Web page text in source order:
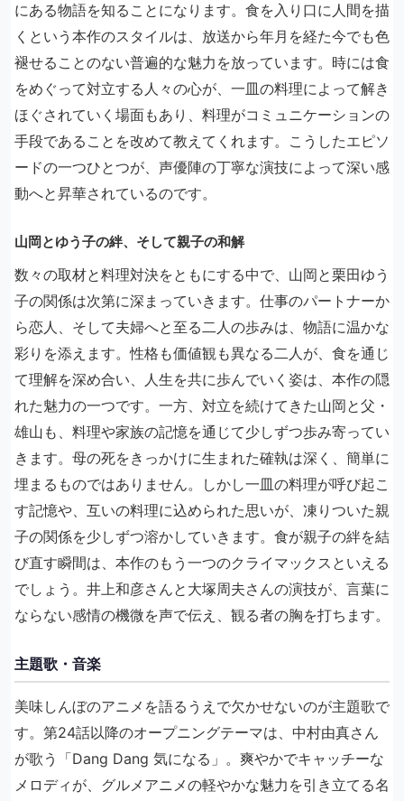
にある物語を知ることになります。食を入り口に人間を描
くという本作のスタイルは、放送から年月を経た今でも色
褪せることのない普遍的な魅力を放っています。時には食
をめぐって対立する人々の心が、一皿の料理によって解き
ほぐされていく場面もあり、料理がコミュニケーションの
手段であることを改めて教えてくれます。こうしたエピソ
ードの一つひとつが、声優陣の丁寧な演技によって深い感
動へと昇華されているのです。
山岡とゆう子の絆、そして親子の和解
数々の取材と料理対決をともにする中で、山岡と栗田ゆう
子の関係は次第に深まっていきます。仕事のパートナーか
ら恋人、そして夫婦へと至る二人の歩みは、物語に温かな
彩りを添えます。性格も価値観も異なる二人が、食を通じ
て理解を深め合い、人生を共に歩んでいく姿は、本作の隠
れた魅力の一つです。一方、対立を続けてきた山岡と父・
雄山も、料理や家族の記憶を通じて少しずつ歩み寄ってい
きます。母の死をきっかけに生まれた確執は深く、簡単に
埋まるものではありません。しかし一皿の料理が呼び起こ
す記憶や、互いの料理に込められた思いが、凍りついた親
子の関係を少しずつ溶かしていきます。食が親子の絆を結
び直す瞬間は、本作のもう一つのクライマックスといえる
でしょう。井上和彦さんと大塚周夫さんの演技が、言葉に
ならない感情の機微を声で伝え、観る者の胸を打ちます。
主題歌・音楽
美味しんぼのアニメを語るうえで欠かせないのが主題歌で
す。第24話以降のオープニングテーマは、中村由真さん
が歌う「Dang Dang 気になる」。爽やかでキャッチーな
メロディが、グルメアニメの軽やかな魅力を引き立てる名